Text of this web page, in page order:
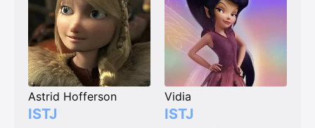
Astrid Hofferson
ISTJ
Vidia
ISTJ